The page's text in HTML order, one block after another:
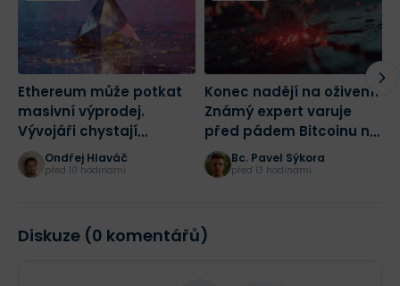
Ethereum může potkat
masivní výprodej.
Vývojáři chystají
radikální změnu sítě
Ondřej Hlaváč
před 10 hodinami
Konec nadějí na oživení?
Známý expert varuje
před pádem Bitcoinu na
43 500 dolarů
Bc. Pavel Sýkora
před 13 hodinami
Diskuze (0 komentářů)